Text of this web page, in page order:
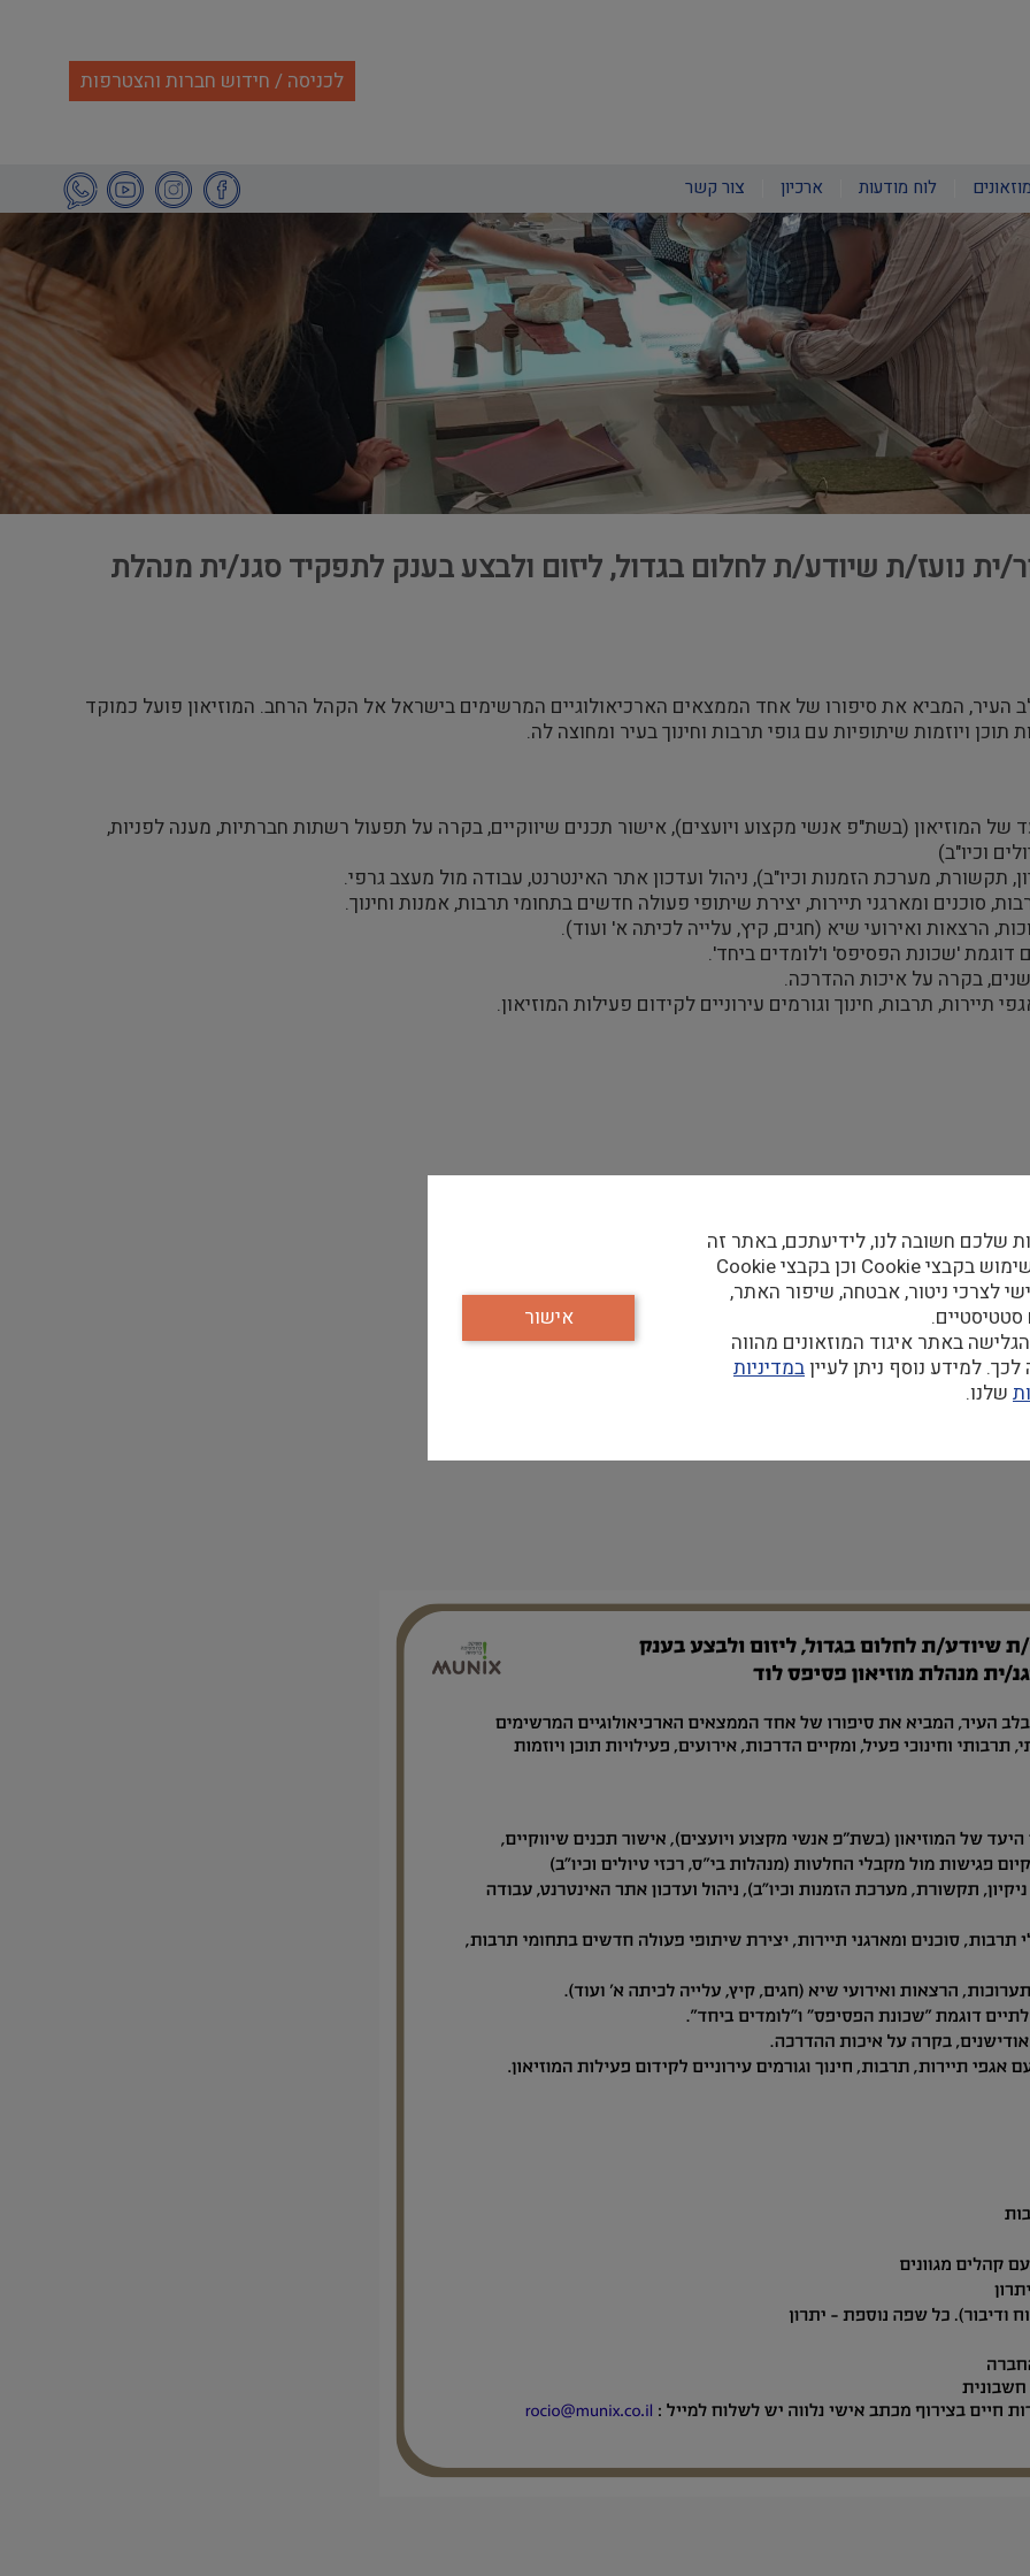
לכניסה / חידוש חברות והצטרפות
לוח מודעות ארכיון צור קשר
נועז/ת שיודע/ת לחלום בגדול, ליזום ולבצע בענק לתפקיד סגנ/ית מנהלת
העיר, המביא את סיפורו של אחד הממצאים הארכיאולוגיים המרשימים בישראל אל הקהל הרחב. המוזיאון פועל כמוקד
תוכן ויוזמות שיתופיות עם גופי תרבות וחינוך בעיר ומחוצה לה.
של המוזיאון (בשת"פ אנשי מקצוע ויועצים), אישור תכנים שיווקיים, בקרה על תפעול רשתות חברתיות, מענה לפניות,
וכיו"ב)
תקשורת, מערכת הזמנות וכיו"ב), ניהול ועדכון אתר האינטרנט, עבודה מול מעצב גרפי.
סוכנים ומארגני תיירות, יצירת שיתופי פעולה חדשים בתחומי תרבות, אמנות וחינוך.
הרצאות ואירועי שיא (חגים, קיץ, עלייה לכיתה א' ועוד).
דוגמת 'שכונת הפסיפס' ו'לומדים ביחד'.
בקרה על איכות ההדרכה.
תרבות, חינוך וגורמים עירוניים לקידום פעילות המוזיאון.
מגוונים
כל שפה נוספת - יתרון
שלכם חשובה לנו, לידיעתכם, באתר זה
נעשה שימוש בקבצי Cookie וכן בקבצי Cookie
לצרכי ניטור, אבטחה, שיפור האתר,
סטטיסטיים.
באתר איגוד המוזאונים מהווה
למידע נוסף ניתן לעייןבמדיניות
שלנו.
אישור